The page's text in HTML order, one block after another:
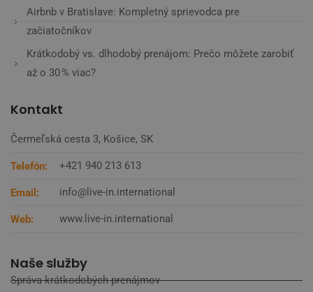
Airbnb v Bratislave: Kompletný sprievodca pre
začiatočníkov
Krátkodobý vs. dlhodobý prenájom: Prečo môžete zarobiť
až o 30 % viac?
Kontakt
Čermeľská cesta 3, Košice, SK
Telefón: +421 940 213 613
Email: info@live-in.international
Web: www.live-in.international
Naše služby
Správa krátkodobých prenájmov